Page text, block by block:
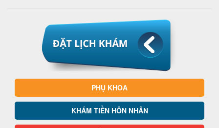
PHỤ KHOA
KHÁM TIỀN HÔN NHÂN